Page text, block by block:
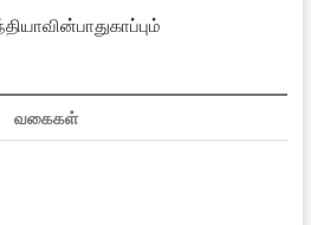
வகைகள்